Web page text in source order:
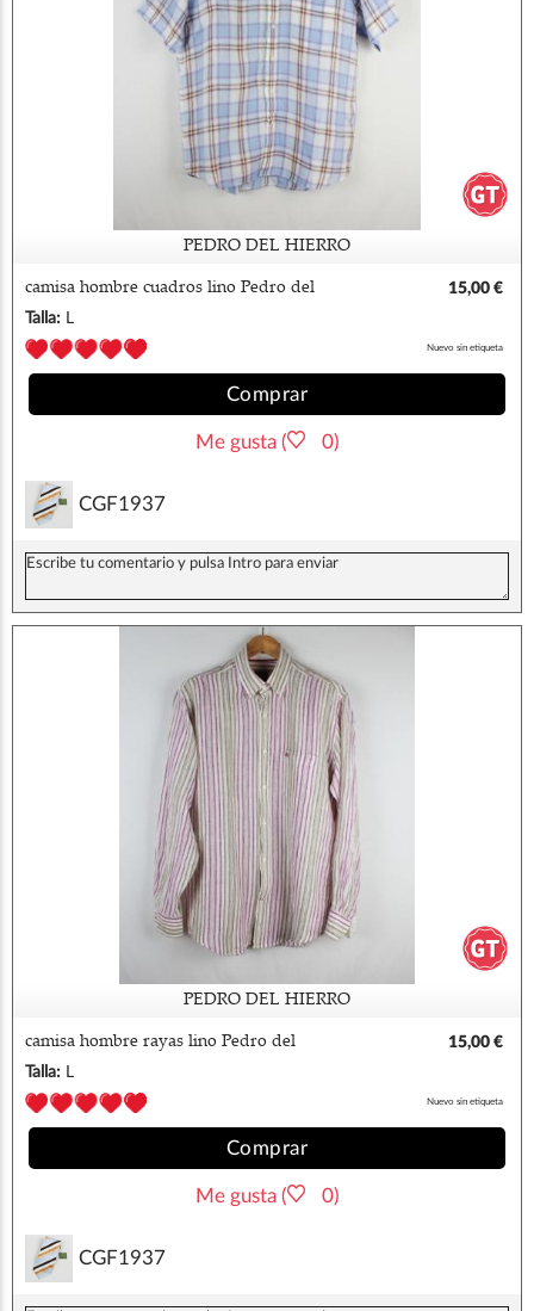
PEDRO DEL HIERRO
camisa hombre cuadros lino Pedro del
hierro
15,00 €
Talla: L
Nuevo sin etiqueta
Comprar
Me gusta ( 0)
CGF1937
PEDRO DEL HIERRO
camisa hombre rayas lino Pedro del
Hierro
15,00 €
Talla: L
Nuevo sin etiqueta
Comprar
Me gusta ( 0)
CGF1937